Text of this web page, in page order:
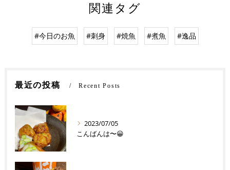
関連タグ
#今日のお魚 #刺身 #焼魚 #煮魚 #逸品
最近の投稿 Recent Posts
2023/07/05
こんばんは〜😀